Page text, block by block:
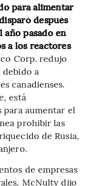
para alimentar
después
año pasado en
a los reactores
Corp. redujo
a
canadienses.
está
para aumentar el
prohibir las
de Rusia,
de empresas
McNulty dijo